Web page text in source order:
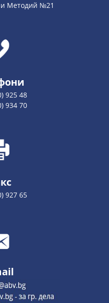
Методий №21
925 48
934 70
927 65